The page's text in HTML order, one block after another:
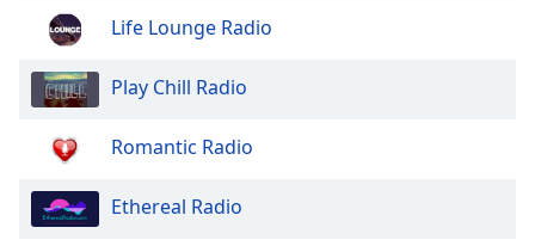
Text
Background
Life Lounge Radio
Play Chill Radio
Romantic Radio
Ethereal Radio